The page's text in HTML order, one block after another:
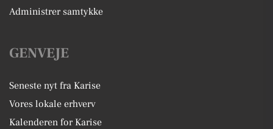
Administrer samtykke
GENVEJE
Seneste nyt fra Karise
Vores lokale erhverv
Kalenderen for Karise